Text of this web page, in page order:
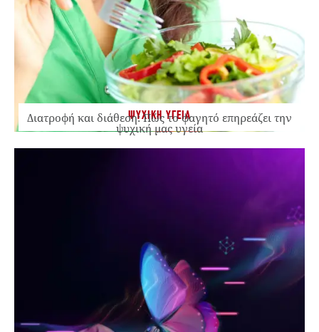
ΨΥΧΙΚΗ ΥΓΕΙΑ
Διατροφή και διάθεση: Πώς το φαγητό επηρεάζει την
ψυχική μας υγεία